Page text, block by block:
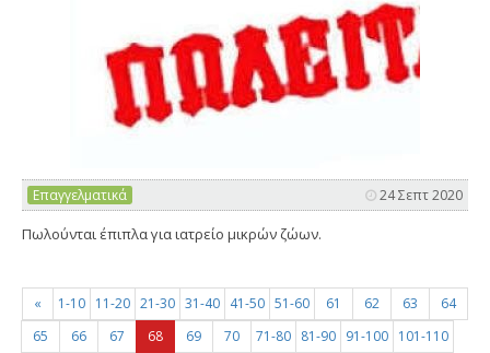
Επαγγελματικά 24 Σεπτ 2020
Πωλούνται έπιπλα για ιατρείο μικρών ζώων.
« 1-10 11-20 21-30 31-40 41-50 51-60 61 62 63
64
65
66 67 68 69 70 71-80 81-90 91-100 101-110